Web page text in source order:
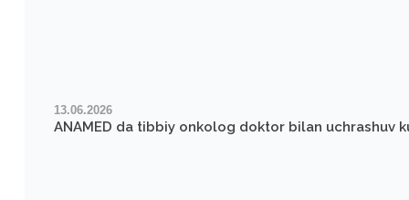
13.06.2026
ANAMED da tibbiy onkolog doktor bilan uchrashuv